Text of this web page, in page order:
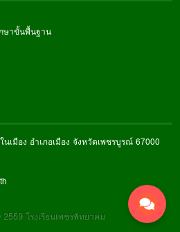
ษาขั้นพื้นฐาน
เมือง อำเภอเมือง จังหวัดเพชรบูรณ์ 67000
โรงเรียนเพชรพิทยาคม